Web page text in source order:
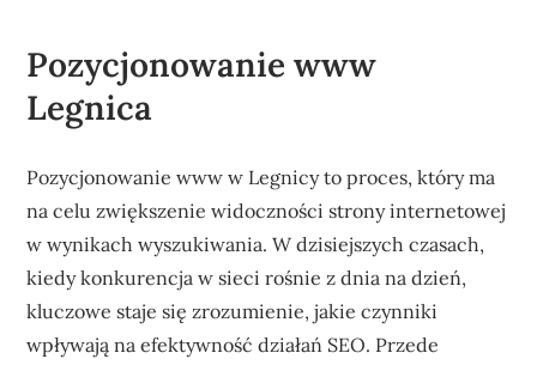
Pozycjonowanie www
Legnica
Pozycjonowanie www w Legnicy to proces, który ma
na celu zwiększenie widoczności strony internetowej
w wynikach wyszukiwania. W dzisiejszych czasach,
kiedy konkurencja w sieci rośnie z dnia na dzień,
kluczowe staje się zrozumienie, jakie czynniki
wpływają na efektywność działań SEO. Przede